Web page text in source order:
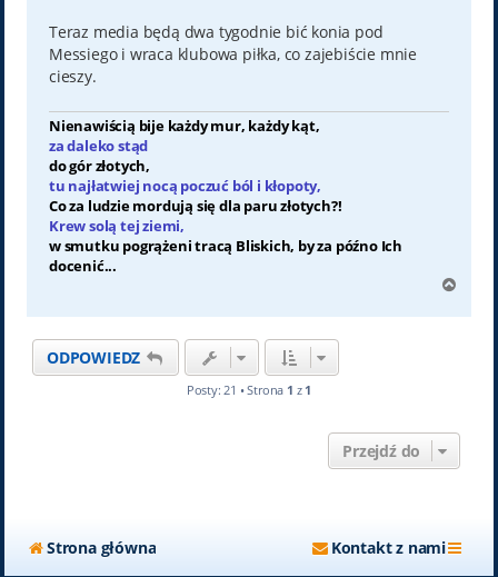
Teraz media będą dwa tygodnie bić konia pod
Messiego i wraca klubowa piłka, co zajebiście mnie
cieszy.
Nienawiścią bije każdy mur, każdy kąt,
za daleko stąd
do gór złotych,
tu najłatwiej nocą poczuć ból i kłopoty,
Co za ludzie mordują się dla paru złotych?!
Krew solą tej ziemi,
w smutku pogrążeni tracą Bliskich, by za późno Ich
docenić...
g
ODPOWIEDZ
Posty: 21 • Strona 1 z 1
Przejdź do
Strona główna Kontakt z nami